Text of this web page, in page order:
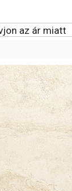
az ár miatt